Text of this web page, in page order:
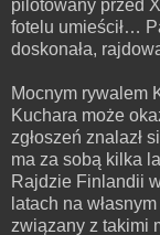
pilotowany przed
fotelu umieścił…
doskonała,
Mocnym rywalem
Kuchara może
zgłoszeń znalazł
ma za sobą kilka
Rajdzie Finlandii
latach na
związany z takimi